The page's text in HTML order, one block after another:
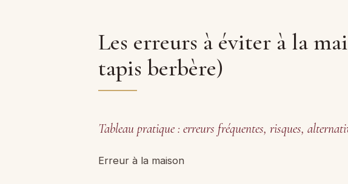
Les erreurs à éviter à la
tapis berbère)
Tableau pratique : erreurs fréquentes, risques,
Erreur à la maison